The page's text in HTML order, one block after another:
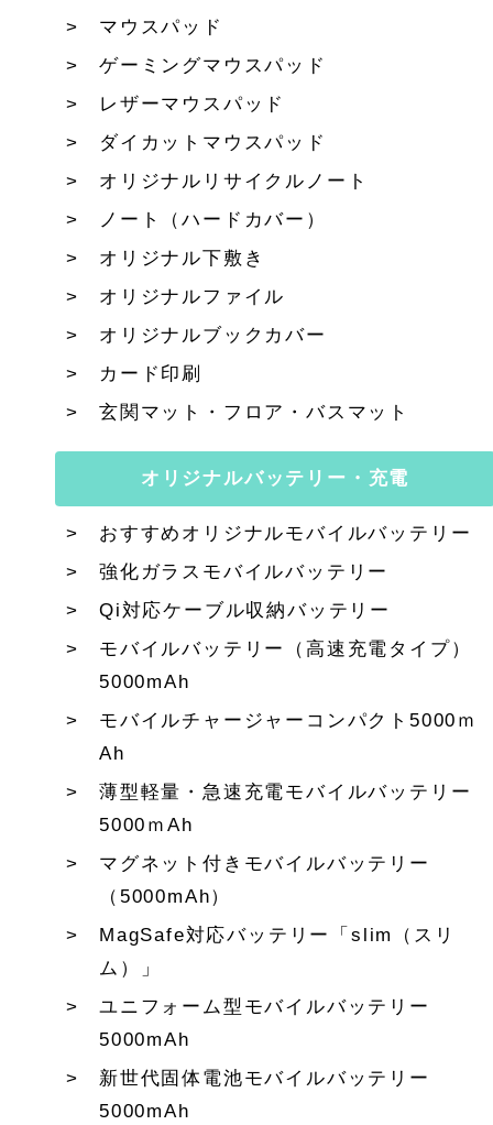
マウスパッド
ゲーミングマウスパッド
レザーマウスパッド
ダイカットマウスパッド
オリジナルリサイクルノート
ノート（ハードカバー）
オリジナル下敷き
オリジナルファイル
オリジナルブックカバー
カード印刷
玄関マット・フロア・バスマット
オリジナルバッテリー・充電
おすすめオリジナルモバイルバッテリー
強化ガラスモバイルバッテリー
Qi対応ケーブル収納バッテリー
モバイルバッテリー（高速充電タイプ）
5000mAh
モバイルチャージャーコンパクト5000ｍ
Ah
薄型軽量・急速充電モバイルバッテリー
5000ｍAh
マグネット付きモバイルバッテリー
（5000mAh）
MagSafe対応バッテリー「slim（スリ
ム）」
ユニフォーム型モバイルバッテリー
5000mAh
新世代固体電池モバイルバッテリー
5000mAh